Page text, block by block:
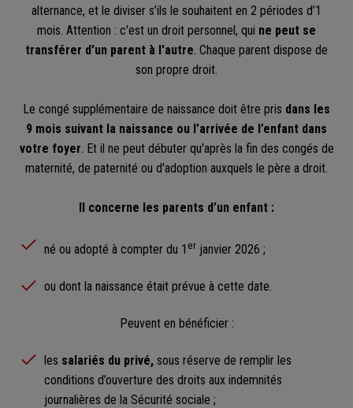
alternance, et le diviser s’ils le souhaitent en 2 périodes d’1
mois. Attention : c'est un droit personnel, qui ne peut se
transférer d'un parent à l'autre. Chaque parent dispose de
son propre droit.
Le congé supplémentaire de naissance doit être pris dans les
9 mois suivant la naissance ou l’arrivée de l’enfant dans
votre foyer. Et il ne peut débuter qu'après la fin des congés de
maternité, de paternité ou d'adoption auxquels le père a droit.
Il concerne les parents d’un enfant :
né ou adopté à compter du 1 er janvier 2026 ;
ou dont la naissance était prévue à cette date.
Peuvent en bénéficier :
les salariés du privé, sous réserve de remplir les
conditions d’ouverture des droits aux indemnités
journalières de la Sécurité sociale ;